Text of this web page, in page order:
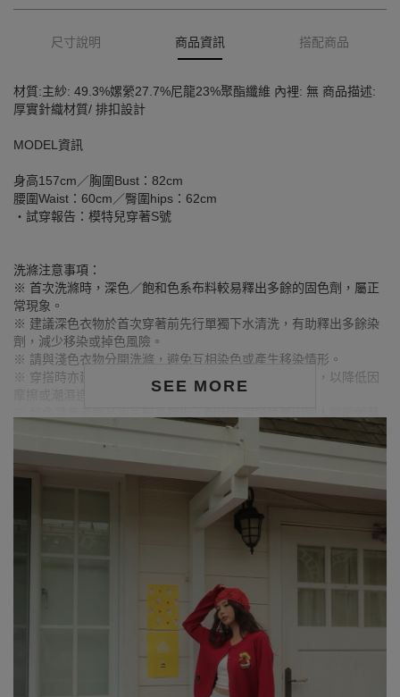
尺寸說明 商品資訊 搭配商品
SEE MORE
材質:主紗: 49.3%嫘縈27.7%尼龍23%聚酯纖維 內裡: 無 商品描述:
厚實針織材質/ 排扣設計
MODEL資訊
身高157cm／胸圍Bust：82cm
腰圍Waist：60cm／臀圍hips：62cm
‧試穿報告：模特兒穿著S號
洗滌注意事項：
※ 首次洗滌時，深色／飽和色系布料較易釋出多餘的固色劑，屬正
常現象。
※ 建議深色衣物於首次穿著前先行單獨下水清洗，有助釋出多餘染
劑，減少移染或掉色風險。
※ 請與淺色衣物分開洗滌，避免互相染色或產生移染情形。
※ 穿搭時亦建議避免與淺色配件、包款、飾品一同使用，以降低因
摩擦或潮濕造成染色的可能性。
設定差異略有不同，請以實際商品顏色為準。